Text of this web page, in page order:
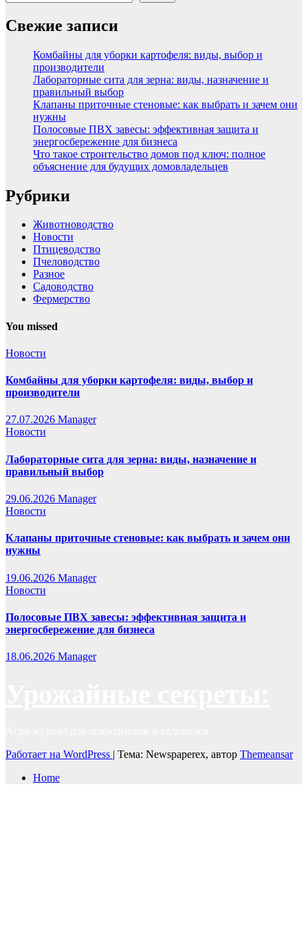
Свежие записи
Комбайны для уборки картофеля: виды, выбор и
производители
Лабораторные сита для зерна: виды, назначение и
правильный выбор
Клапаны приточные стеновые: как выбрать и зачем они
нужны
Полосовые ПВХ завесы: эффективная защита и
энергосбережение для бизнеса
Что такое строительство домов под ключ: полное
объяснение для будущих домовладельцев
Рубрики
Животноводство
Новости
Птицеводство
Пчеловодство
Разное
Садоводство
Фермерство
You missed
Новости
Комбайны для уборки картофеля: виды, выбор и
производители
27.07.2026 Manager
Новости
Лабораторные сита для зерна: виды, назначение и
правильный выбор
29.06.2026 Manager
Новости
Клапаны приточные стеновые: как выбрать и зачем они
нужны
19.06.2026 Manager
Новости
Полосовые ПВХ завесы: эффективная защита и
энергосбережение для бизнеса
18.06.2026 Manager
Работает на WordPress | Тема: Newspaperex, автор Themeansar
Home